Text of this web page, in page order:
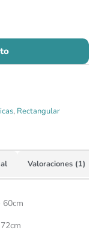
, Rectangular
Valoraciones (1)
60cm